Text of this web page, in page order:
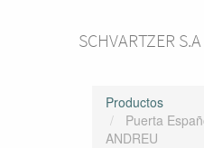
SCHVARTZER S.A
Productos
Puerta
ANDREU